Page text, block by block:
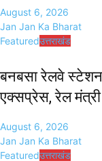
August 6, 2026
Jan Jan Ka Bharat
Featuredउत्तराखंड
बनबसा रेलवे
एक्सप्रेस, रेल मंत्री
August 6, 2026
Jan Jan Ka Bharat
Featuredउत्तराखंड